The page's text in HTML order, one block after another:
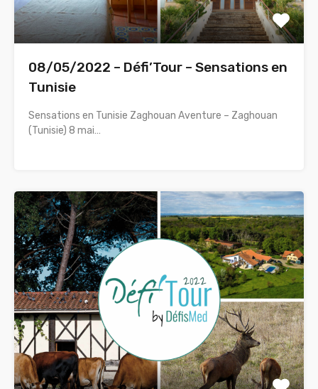
08/05/2022 – Défi’Tour – Sensations en
Tunisie
Sensations en Tunisie Zaghouan Aventure – Zaghouan
(Tunisie) 8 mai…